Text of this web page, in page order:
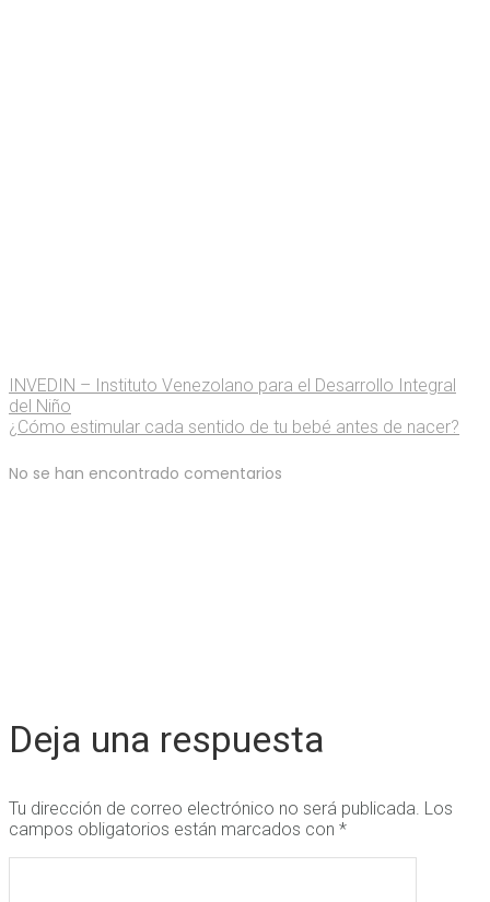
INVEDIN – Instituto Venezolano para el Desarrollo Integral
del Niño
¿Cómo estimular cada sentido de tu bebé antes de nacer?
No se han encontrado comentarios
Deja una respuesta
Tu dirección de correo electrónico no será publicada. Los
campos obligatorios están marcados con *